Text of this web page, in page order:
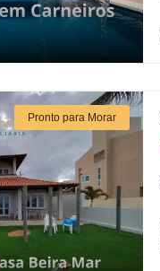
Pronto para Morar